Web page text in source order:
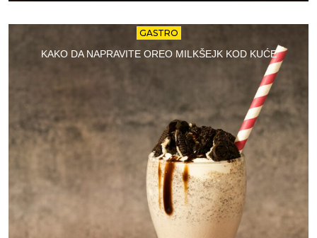
GASTRO
KAKO DA NAPRAVITE OREO MILKŠEJK KOD KUĆE